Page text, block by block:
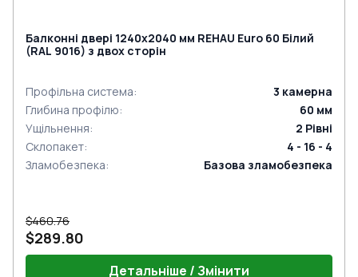
Балконні двері 1240x2040 мм REHAU Euro 60 Білий
(RAL 9016) з двох сторін
Профільна система: 3 камерна
Глибина профілю: 60 мм
Ущільнення: 2 Рівні
Склопакет:
4 - 16 - 4
Зламобезпека: Базова зламобезпека
$460.76
$289.80
Детальніше / Змінити